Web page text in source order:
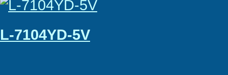
L-7104YD-5V